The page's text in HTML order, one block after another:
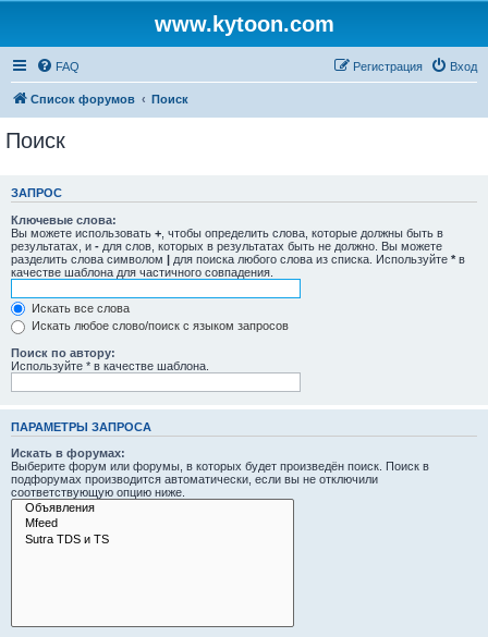
www.kytoon.com
FAQ Вход
Регистрация
Список форумов Поиск
Поиск
ЗАПРОС
Ключевые слова:
Вы можете использовать + , чтобы определить слова, которые должны быть в
результатах, и - для слов, которых в результатах быть не должно. Вы можете
разделить слова символом | для поиска любого слова из списка. Используйте * в
качестве шаблона для частичного совпадения.
Искать все слова
Искать любое слово/поиск с языком запросов
Поиск по автору:
Используйте * в качестве шаблона.
ПАРАМЕТРЫ ЗАПРОСА
Искать в форумах:
Выберите форум или форумы, в которых будет произведён поиск. Поиск в
подфорумах производится автоматически, если вы не отключили
соответствующую опцию ниже.